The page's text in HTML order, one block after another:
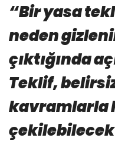
“Bir yasa
neden
çıktığında
Teklif,
kavramlarla